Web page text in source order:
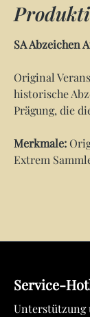
SA Abzeichen
Original
historische
Prägung, die
Merkmale:
Extrem
Service-
Unterstützung